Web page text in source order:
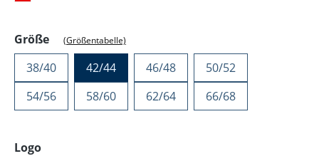
Größeauswählen
(Größentabelle)
38/40 42/44 46/48
50/52
54/56
58/60 62/64 66/68
Logoauswählen